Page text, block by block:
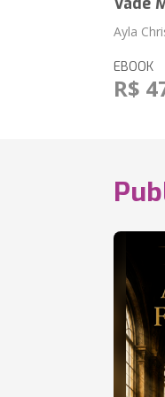
Ayla
EBOOK
R$